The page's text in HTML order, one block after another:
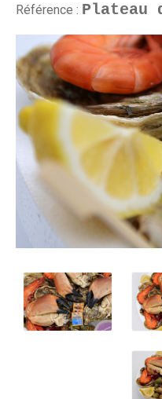
Référence : Plateau